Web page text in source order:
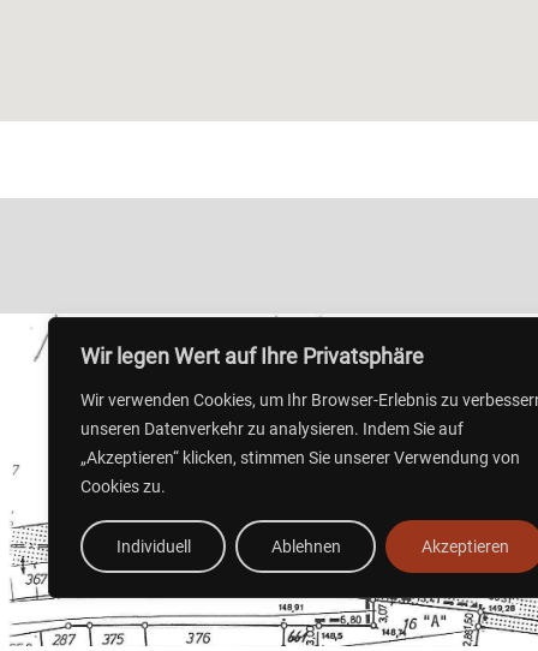
Wir legen Wert auf Ihre Privatsphäre
Wir verwenden Cookies, um Ihr Browser-Erlebnis zu
unseren Datenverkehr zu analysieren. Indem Sie auf
„Akzeptieren“ klicken, stimmen Sie unserer Verwendung von
Cookies zu.
Individuell Ablehnen Akzeptieren